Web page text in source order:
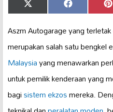
Share
on
X
(Twitter)
Share
on
Facebook
Aszm Autogarage yang
merupakan salah satu bengkel
Malaysiayang menawarkan
untuk pemilik kenderaan yang
bagisistem ekzosmereka.